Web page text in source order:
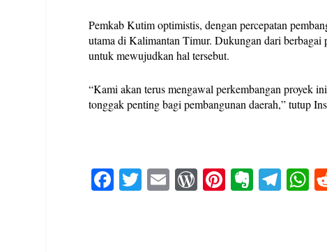
Pemkab Kutim optimistis, dengan percepatan
utama di Kalimantan Timur. Dukungan dari berbagai
untuk mewujudkan hal tersebut.
“Kami akan terus mengawal perkembangan proyek
tonggak penting bagi pembangunan daerah,” tutup
Fa T E W Pi E Te